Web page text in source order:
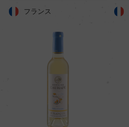
珪素粘土質
品質分類・原産地呼称
フランス